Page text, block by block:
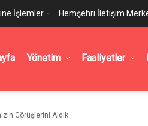
İşlemler Hemşehri İletişim
Yönetim Faaliyetler
Görüşlerini Aldık